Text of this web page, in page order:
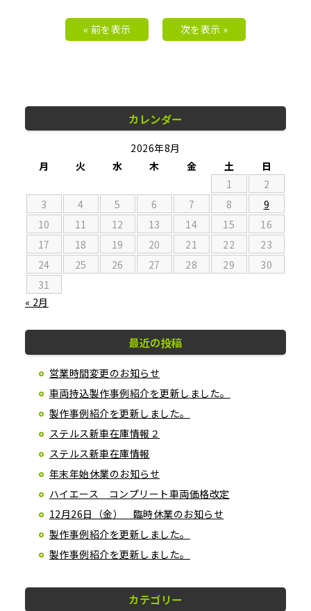
« 前を表示 次を表示 »
カレンダー
2026年8月
月
火 水 木 金 土
日
1
2
3
4 5 6 7 8
9
10
11 12 13 14 15
16
17
18 19 20 21 22
23
24
25 26 27 28 29
30
31
« 2月
最近の投稿
営業時間変更のお知らせ
車両持込製作事例紹介を更新しました。
製作事例紹介を更新しました。
ステルス新車在庫情報２
ステルス新車在庫情報
年末年始休業のお知らせ
ハイエース コンプリート車両価格改定
12月26日（金） 臨時休業のお知らせ
製作事例紹介を更新しました。
製作事例紹介を更新しました。
カテゴリー